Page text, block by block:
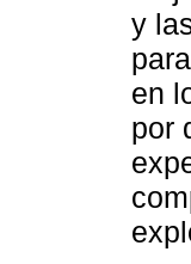
y
en
por